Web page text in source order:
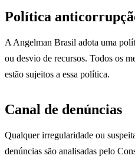
Política
A Angelman Brasil adota uma
ou desvio de recursos. Todos os
estão sujeitos a essa política.
Canal de denúncias
Qualquer irregularidade ou
denúncias são analisadas pelo